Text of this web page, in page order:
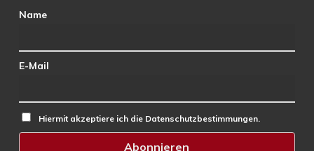
Name
E-Mail
Hiermit akzeptiere ich die Datenschutzbestimmungen.